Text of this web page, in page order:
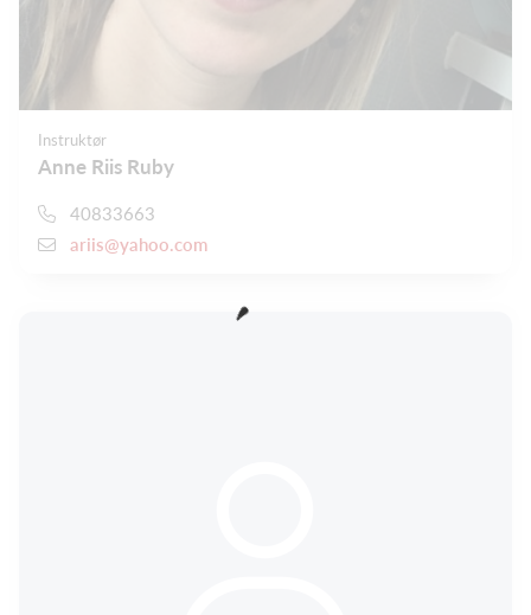
Instruktør
Anne Riis Ruby
40833663
ariis@yahoo.com